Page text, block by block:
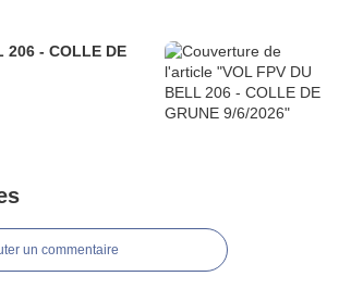
206 - COLLE DE
un commentaire